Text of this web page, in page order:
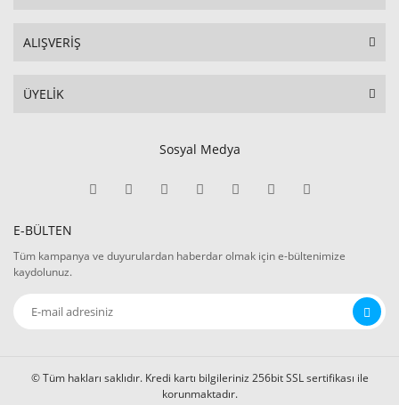
ALIŞVERİŞ
ÜYELİK
Sosyal Medya
E-BÜLTEN
Tüm kampanya ve duyurulardan haberdar olmak için e-bültenimize
kaydolunuz.
© Tüm hakları saklıdır. Kredi kartı bilgileriniz 256bit SSL sertifikası ile
korunmaktadır.